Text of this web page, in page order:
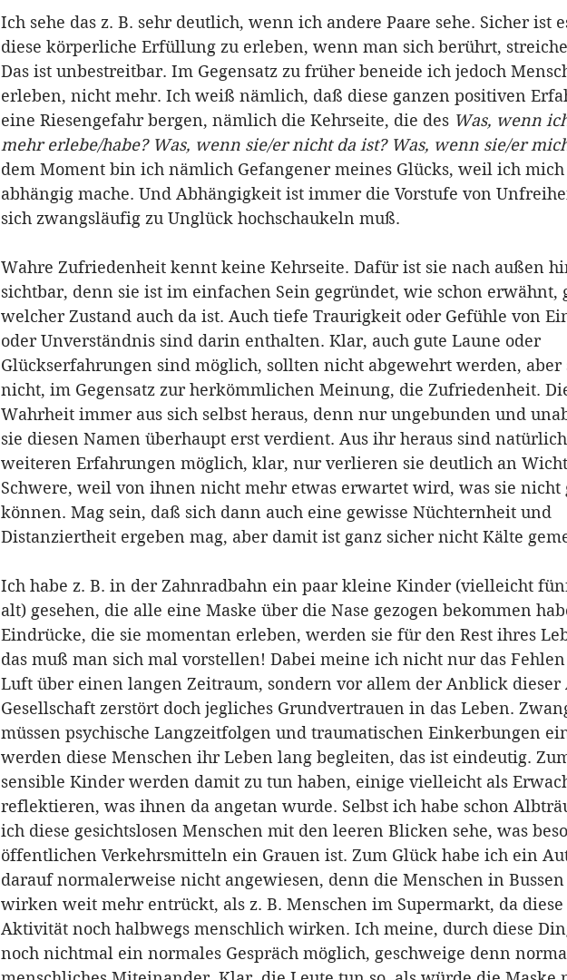
Ich sehe das z. B. sehr deutlich, wenn ich andere Paare sehe. Sicher ist
diese körperliche Erfüllung zu erleben, wenn man sich berührt,
Das ist unbestreitbar. Im Gegensatz zu früher beneide ich jedoch
erleben, nicht mehr. Ich weiß nämlich, daß diese ganzen positiven
eine Riesengefahr bergen, nämlich die Kehrseite, die des Was, wenn
mehr erlebe/habe? Was, wenn sie/er nicht da ist? Was, wenn sie/er
dem Moment bin ich nämlich Gefangener meines Glücks, weil ich mich
abhängig mache. Und Abhängigkeit ist immer die Vorstufe von
sich zwangsläufig zu Unglück hochschaukeln muß.
Wahre Zufriedenheit kennt keine Kehrseite. Dafür ist sie nach außen
sichtbar, denn sie ist im einfachen Sein gegründet, wie schon erwähnt,
welcher Zustand auch da ist. Auch tiefe Traurigkeit oder Gefühle von
oder Unverständnis sind darin enthalten. Klar, auch gute Laune oder
Glückserfahrungen sind möglich, sollten nicht abgewehrt werden, aber
nicht, im Gegensatz zur herkömmlichen Meinung, die Zufriedenheit.
Wahrheit immer aus sich selbst heraus, denn nur ungebunden und
sie diesen Namen überhaupt erst verdient. Aus ihr heraus sind
weiteren Erfahrungen möglich, klar, nur verlieren sie deutlich an
Schwere, weil von ihnen nicht mehr etwas erwartet wird, was sie nicht
können. Mag sein, daß sich dann auch eine gewisse Nüchternheit und
Distanziertheit ergeben mag, aber damit ist ganz sicher nicht Kälte
Ich habe z. B. in der Zahnradbahn ein paar kleine Kinder (vielleicht
alt) gesehen, die alle eine Maske über die Nase gezogen bekommen
Eindrücke, die sie momentan erleben, werden sie für den Rest ihres
das muß man sich mal vorstellen! Dabei meine ich nicht nur das
Luft über einen langen Zeitraum, sondern vor allem der Anblick dieser
Gesellschaft zerstört doch jegliches Grundvertrauen in das Leben.
müssen psychische Langzeitfolgen und traumatischen Einkerbungen
werden diese Menschen ihr Leben lang begleiten, das ist eindeutig.
sensible Kinder werden damit zu tun haben, einige vielleicht als
reflektieren, was ihnen da angetan wurde. Selbst ich habe schon
ich diese gesichtslosen Menschen mit den leeren Blicken sehe, was
öffentlichen Verkehrsmitteln ein Grauen ist. Zum Glück habe ich ein
darauf normalerweise nicht angewiesen, denn die Menschen in
wirken weit mehr entrückt, als z. B. Menschen im Supermarkt, da
Aktivität noch halbwegs menschlich wirken. Ich meine, durch diese
noch nichtmal ein normales Gespräch möglich, geschweige denn